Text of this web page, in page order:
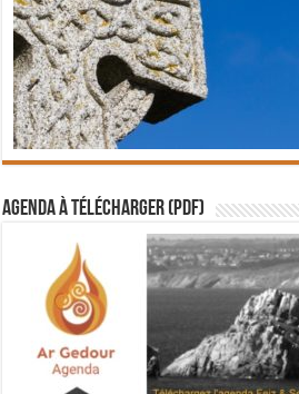
Agenda à télécharger (PDF)